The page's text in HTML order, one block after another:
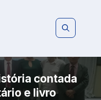
contada
e livro